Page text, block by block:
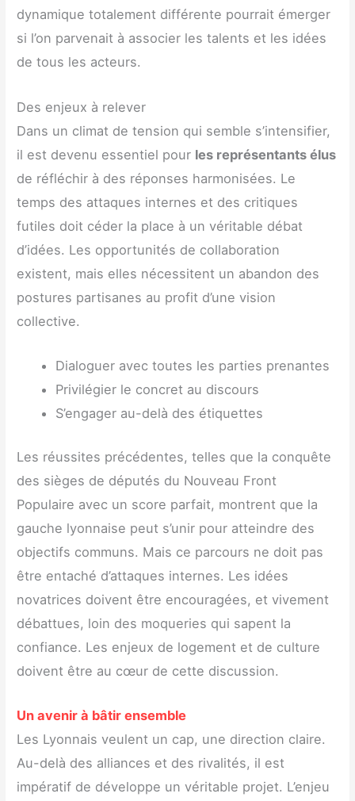
dynamique totalement différente pourrait émerger
si l’on parvenait à associer les talents et les idées
de tous les acteurs.
Des enjeux à relever
Dans un climat de tension qui semble s’intensifier,
il est devenu essentiel pour les représentants élus
de réfléchir à des réponses harmonisées. Le
temps des attaques internes et des critiques
futiles doit céder la place à un véritable débat
d’idées. Les opportunités de collaboration
existent, mais elles nécessitent un abandon des
postures partisanes au profit d’une vision
collective.
Dialoguer avec toutes les parties prenantes
Privilégier le concret au discours
S’engager au-delà des étiquettes
Les réussites précédentes, telles que la conquête
des sièges de députés du Nouveau Front
Populaire avec un score parfait, montrent que la
gauche lyonnaise peut s’unir pour atteindre des
objectifs communs. Mais ce parcours ne doit pas
être entaché d’attaques internes. Les idées
novatrices doivent être encouragées, et vivement
débattues, loin des moqueries qui sapent la
confiance. Les enjeux de logement et de culture
doivent être au cœur de cette discussion.
Un avenir à bâtir ensemble
Les Lyonnais veulent un cap, une direction claire.
Au-delà des alliances et des rivalités, il est
impératif de développe un véritable projet. L’enjeu